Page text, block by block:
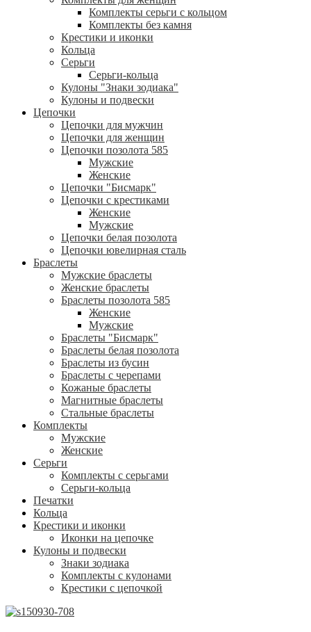
Комплекты серьги с кольцом
Комплекты без камня
Крестики и иконки
Кольца
Серьги
Серьги-кольца
Кулоны "Знаки зодиака"
Кулоны и подвески
Цепочки
Цепочки для мужчин
Цепочки для женщин
Цепочки позолота 585
Мужские
Женские
Цепочки "Бисмарк"
Цепочки с крестиками
Женские
Мужские
Цепочки белая позолота
Цепочки ювелирная сталь
Браслеты
Мужские браслеты
Женские браслеты
Браслеты позолота 585
Женские
Мужские
Браслеты "Бисмарк"
Браслеты белая позолота
Браслеты из бусин
Браслеты с черепами
Кожаные браслеты
Магнитные браслеты
Стальные браслеты
Комплекты
Мужские
Женские
Серьги
Комплекты с серьгами
Серьги-кольца
Печатки
Кольца
Крестики и иконки
Иконки на цепочке
Кулоны и подвески
Знаки зодиака
Комплекты с кулонами
Крестики с цепочкой